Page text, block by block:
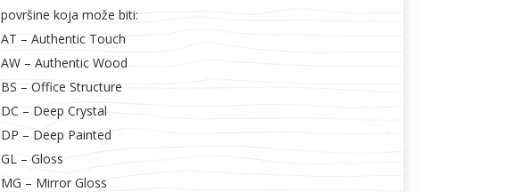
Elektromaterijal Vijčana roba
površine koja može biti:
AT – Authentic Touch
AW – Authentic Wood
BS – Office Structure
DC – Deep Crystal
DP – Deep Painted
GL – Gloss
MG – Mirror Gloss